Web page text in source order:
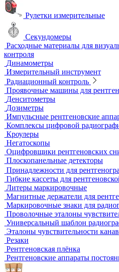
Визуальный и измерительный
ВИК
Видеоэндоскопы
Высокоскоростные камеры
Измерители шероховатости
Испытательные
Лупы
Микроскопы
Образцы шероховатости
Принадлежности для
контроля
Рулетки измерительные
Секундомеры
Расходные материалы для
контроля
Динамометры
Измерительный инструмент
Радиационный контроль
Проявочные машины для
Денситометры
Дозиметры
Импульсные рентгеновские
Комплексы цифровой
Кроулеры
Негатоскопы
Оцифровщики рентгеновских
Плоскопанельные детекторы